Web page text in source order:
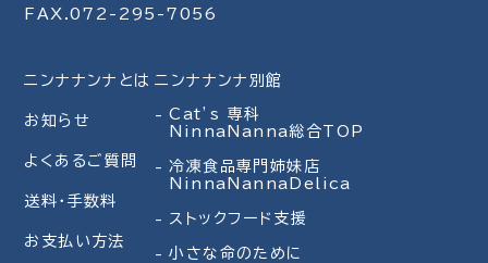
FAX.072-295-7056
ニンナナンナとは
お知らせ
よくあるご質問
送料・手数料
お支払い方法
ニンナナンナ別館
Cat’s 専科
NinnaNanna総合TOP
冷凍食品専門姉妹店
NinnaNannaDelica
ストックフード支援
小さな命のために